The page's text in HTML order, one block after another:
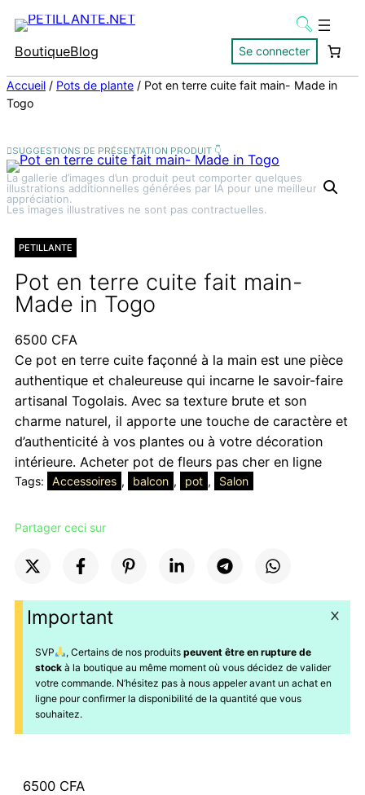
BoutiqueBlog Se connecter
Accueil / Pots de plante / Pot en terre cuite fait main- Made in
Togo
La gallerie d’images d’un produit peut comporter quelques
illustrations additionnelles générées par IA pour une meilleure
appréciation.
Les images illustratives ne sont pas contractuelles.
PETILLANTE
Pot en terre cuite fait main-
Made in Togo
6500 CFA
Ce pot en terre cuite façonné à la main est une pièce
authentique et chaleureuse qui incarne le savoir-faire
artisanal Togolais. Avec sa texture brute et son
charme naturel, il apporte une touche de caractère et
d’authenticité à vos plantes ou à votre décoration
intérieure. Acheter pot de fleurs pas cher en ligne
Tags: Accessoires , balcon , pot , Salon
Partager ceci sur
Important
SVP , Certains de nos produits peuvent être en rupture de
stock à la boutique au même moment où vous décidez de valider
votre commande. N’hésitez pas à nous appeler avant un achat en
ligne pour confirmer la disponibilité de la quantité que vous
souhaitez.
6500 CFA